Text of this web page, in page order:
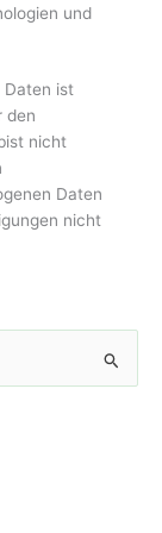
und
Daten ist
den
nicht
Daten
nicht